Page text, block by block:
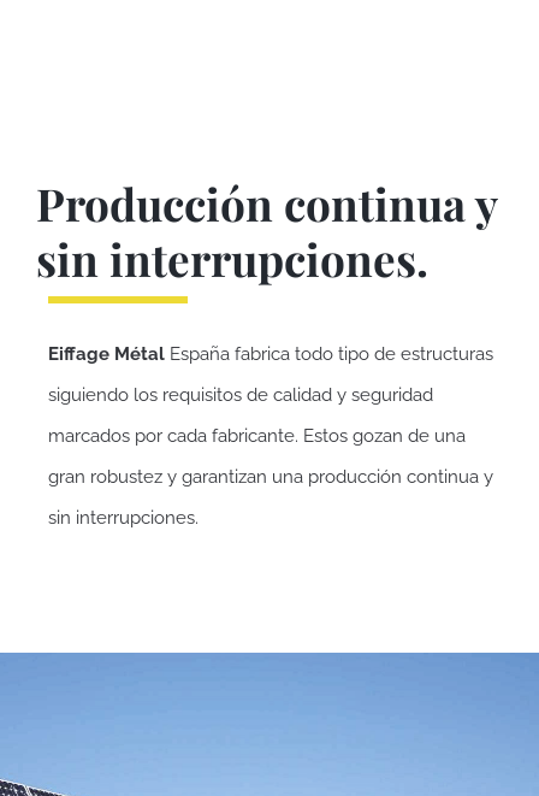
Producción continua y
sin interrupciones.
Eiffage Métal España fabrica todo tipo de estructuras
siguiendo los requisitos de calidad y seguridad
marcados por cada fabricante. Estos gozan de una
gran robustez y garantizan una producción continua y
sin interrupciones.